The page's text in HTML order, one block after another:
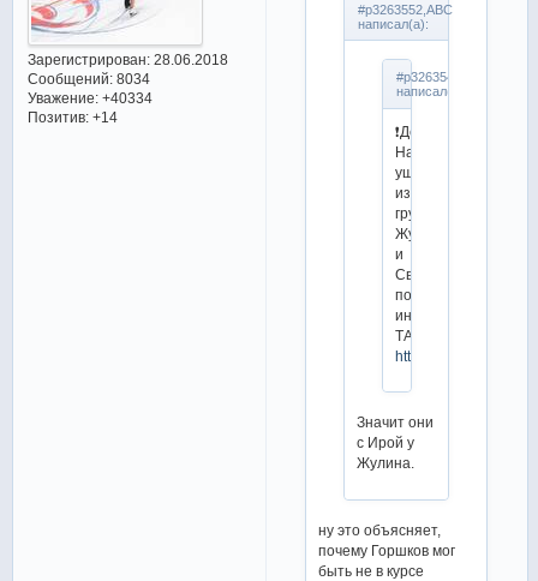
Зарегистрирован: 28.06.2018
Сообщений:8034
Уважение: +40334
Позитив: +14
#p3263552,ABC
написал(а):
#p3263547,Мери
написал(а):
❗️Девид
Нарижный
ушел
из
группы
Жук
и
Свинина,
по
информации
ТАСС
https://t.me/
Значит они
с Ирой у
Жулина.
ну это объясняет,
почему Горшков мог
быть не в курсе